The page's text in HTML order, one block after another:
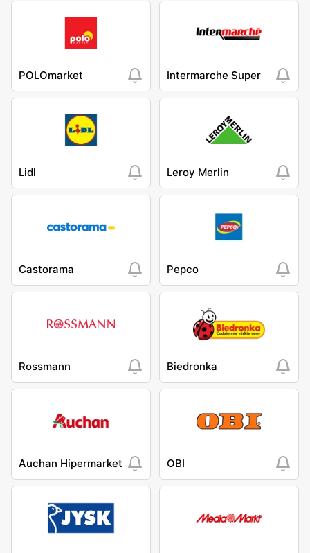
POLOmarket Intermarche Super
Lidl Leroy Merlin
Castorama Pepco
Rossmann Biedronka
Auchan Hipermarket OBI